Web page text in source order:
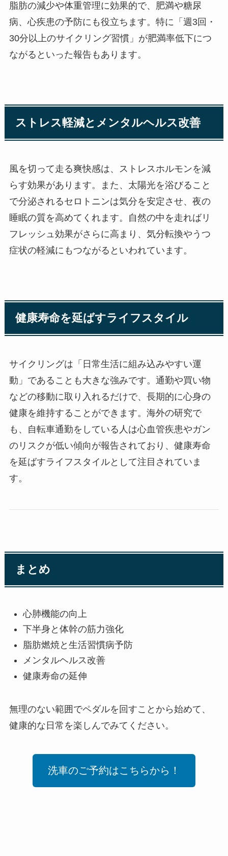
脂肪の減少や体重管理に効果的で、肥満や糖尿
病、心疾患の予防にも役立ちます。特に「週3回・
30分以上のサイクリング習慣」が肥満率低下につ
ながるといった報告もあります。
ストレス軽減とメンタルヘルス改善
風を切って走る爽快感は、ストレスホルモンを減
らす効果があります。また、太陽光を浴びること
で分泌されるセロトニンは気分を安定させ、夜の
睡眠の質を高めてくれます。自然の中を走ればリ
フレッシュ効果がさらに高まり、気分転換やうつ
症状の軽減にもつながるといわれています。
健康寿命を延ばすライフスタイル
サイクリングは「日常生活に組み込みやすい運
動」であることも大きな強みです。通勤や買い物
などの移動に取り入れるだけで、長期的に心身の
健康を維持することができます。海外の研究で
も、自転車通勤をしている人は心血管疾患やガン
のリスクが低い傾向が報告されており、健康寿命
を延ばすライフスタイルとして注目されていま
す。
まとめ
心肺機能の向上
下半身と体幹の筋力強化
脂肪燃焼と生活習慣病予防
メンタルヘルス改善
健康寿命の延伸
無理のない範囲でペダルを回すことから始めて、
健康的な日常を楽しんでみてください。
洗車のご予約はこちらから！